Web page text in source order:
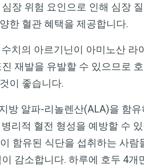
장 위험 요인으로 인해 심장
한 혈관 혜택을 제공합니다.
치의 아르기닌이 아미노산 라
재발을 유발할 수 있으므로
이 좋습니다.
방 알파-리놀렌산(ALA)을 함유
리적 혈전 형성을 예방할 수
함유된 식단을 섭취하는 사람
감소합니다.하루에 호두 4개